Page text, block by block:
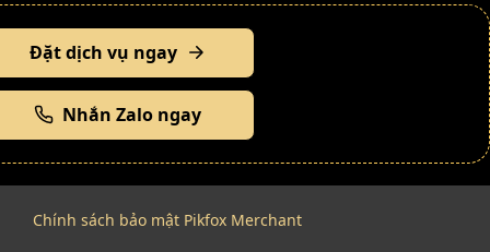
Đặt dịch vụ ngay
Nhắn Zalo ngay
Chính sách bảo mật Pikfox Merchant